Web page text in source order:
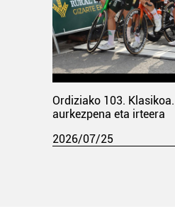
Ordiziako 103.
aurkezpena eta irteera
2026/07/25